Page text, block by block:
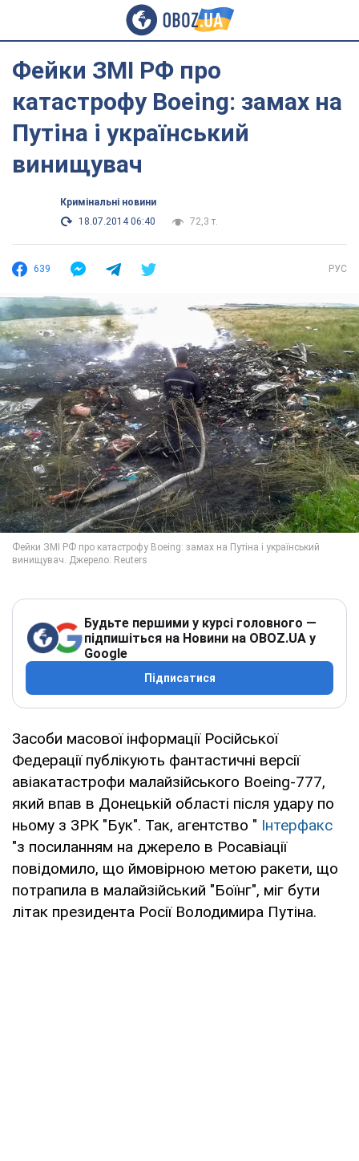
Фейки ЗМІ РФ про
катастрофу Boeing: замах на
Путіна і український
винищувач
Кримінальні новини
18.07.2014 06:40
72,3 т.
639 РУС
Будьте першими у курсі головного —
підпишіться на Новини на OBOZ.UA у
Google
Підписатися
Засоби масової інформації Російської
Федерації публікують фантастичні версії
авіакатастрофи малайзійського Boeing-777,
який впав в Донецькій області після удару по
ньому з ЗРК "Бук". Так, агентство " Інтерфакс
"з посиланням на джерело в Росавіації
повідомило, що ймовірною метою ракети, що
потрапила в малайзійський "Боїнг", міг бути
літак президента Росії Володимира Путіна.